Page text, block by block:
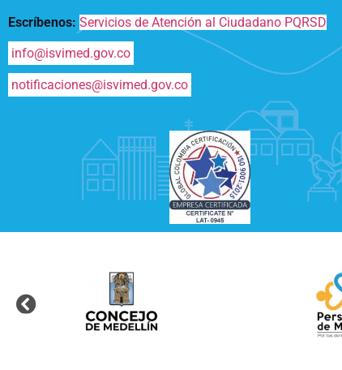
Escríbenos: Servicios de Atención al Ciudadano PQRSD
info@isvimed.gov.co
notificaciones@isvimed.gov.co